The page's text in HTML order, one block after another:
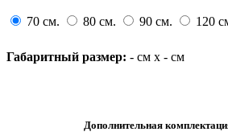
70 см. 80 см. 90 см. 120
Габаритный размер: - см x - см
Дополнительная